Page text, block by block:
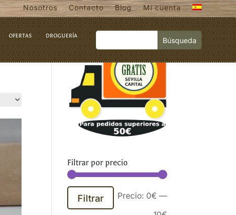
Nosotros Contacto Blog Mi cuenta
OFERTAS DROGUERÍA
Filtrar por precio
Precio
Precio
Filtrar Precio: 0€ —